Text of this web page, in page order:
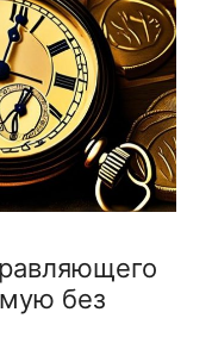
без